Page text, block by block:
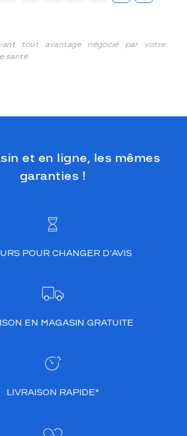
tout avantage négocié par votre
santé
et en ligne, les mêmes
garanties !
POUR CHANGER D’AVIS
EN MAGASIN GRATUITE
LIVRAISON RAPIDE*